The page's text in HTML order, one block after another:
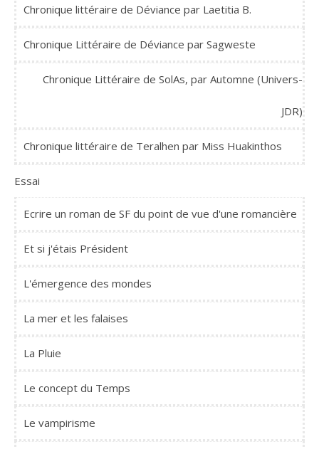
Chronique littéraire de Déviance par Laetitia B.
Chronique Littéraire de Déviance par Sagweste
Chronique Littéraire de SolAs, par Automne (Univers-
JDR)
Chronique littéraire de Teralhen par Miss Huakinthos
Essai
Ecrire un roman de SF du point de vue d'une romancière
Et si j'étais Président
L'émergence des mondes
La mer et les falaises
La Pluie
Le concept du Temps
Le vampirisme